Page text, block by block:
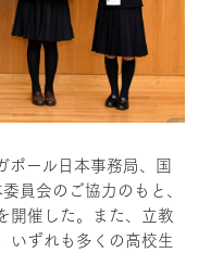
ポール日本事務局、国
員会のご協力のもと、
開催した。また、立教
いずれも多くの高校生